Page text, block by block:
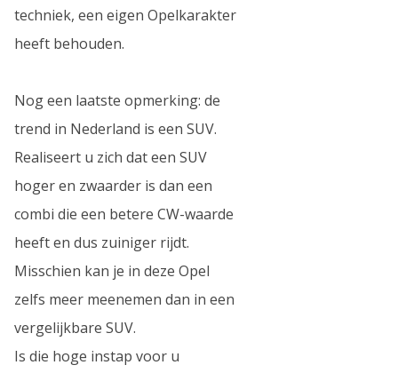
techniek, een eigen Opelkarakter
heeft behouden.
Nog een laatste opmerking: de
trend in Nederland is een SUV.
Realiseert u zich dat een SUV
hoger en zwaarder is dan een
combi die een betere CW-waarde
heeft en dus zuiniger rijdt.
Misschien kan je in deze Opel
zelfs meer meenemen dan in een
vergelijkbare SUV.
Is die hoge instap voor u